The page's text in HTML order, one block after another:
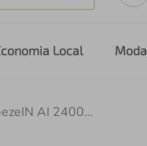
Local Moda
Ar Condicionado Split Inverter TCL BreezeIN AI 24000 BTUs Quente e Frio 220V TAC-24CHTG3-INV